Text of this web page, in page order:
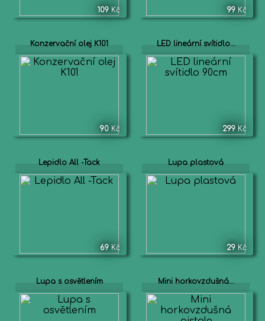
109 Kč 99 Kč
Konzervační olej K101
90 Kč
LED lineární svítidlo...
299 Kč
Lepidlo All -Tack
69 Kč
Lupa plastová
29 Kč
Lupa s osvětlením Mini horkovzdušná...